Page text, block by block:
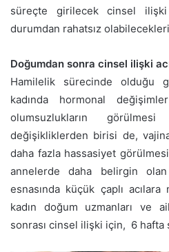
süreçte girilecek cinsel
durumdan rahatsız
Doğumdan sonra cinsel ilişki
Hamilelik sürecinde olduğu
kadında hormonal
olumsuzlukların
değişikliklerden birisi de,
daha fazla hassasiyet
annelerde daha belirgin
esnasında küçük çaplı
kadın doğum uzmanları ve
sonrası cinsel ilişki için, 6 hafta